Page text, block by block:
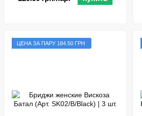
ЦЕНА ЗА ПАРУ 184.50 ГРН